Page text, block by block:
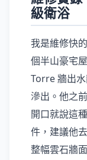
級衛浴
我是維修快
個半山豪宅
Torre 牆出
滲出。他之
開口就說這
件，建議他
整幅雲石牆